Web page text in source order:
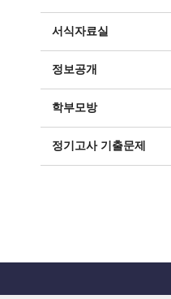
서식자료실
정보공개
학부모방
정기고사 기출문제